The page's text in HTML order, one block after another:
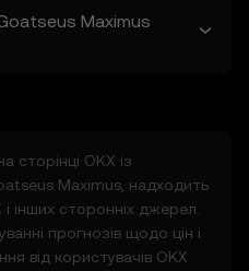
Maximus
сторінці OKX із
Maximus , надходить
і інших сторонніх джерел.
прогнозів щодо цін і
від користувачів OKX
Ви несете
перегляд
згідно з
використання
мають
цих Умов.